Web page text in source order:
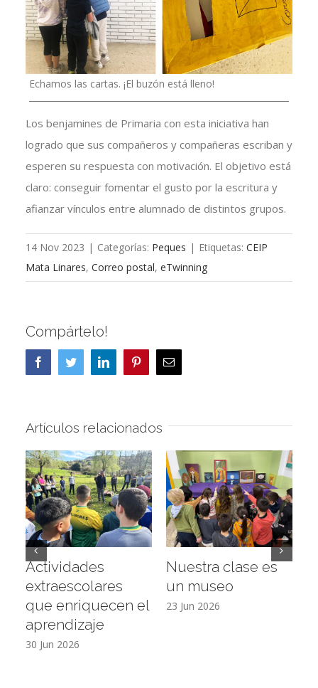
Echamos las cartas. ¡El buzón está lleno!
Los benjamines de Primaria con esta iniciativa han
logrado que sus compañeros y compañeras escriban y
esperen su respuesta con motivación. El objetivo está
claro: conseguir fomentar el gusto por la escritura y
afianzar vínculos entre alumnado de distintos grupos.
14 Nov 2023 | Categorías: Peques | Etiquetas: CEIP
Mata Linares, Correo postal, eTwinning
Compártelo!
FacebookTwitterLinkedInPinterestCorreo
electrónico
Artículos relacionados
Actividades
extraescolares
que enriquecen el
aprendizaje
30 Jun 2026
Nuestra clase es
un museo
23 Jun 2026